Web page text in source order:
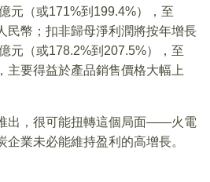
元（或171%到199.4%），至
民幣；扣非歸母淨利潤將按年增長
元（或178.2%到207.5%），至
主要得益於產品銷售價格大幅上
出，很可能扭轉這個局面——火電
業未必能維持盈利的高增長。